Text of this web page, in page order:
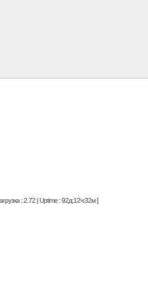
: 2.72 | Uptime : 92д:12ч:32м ]